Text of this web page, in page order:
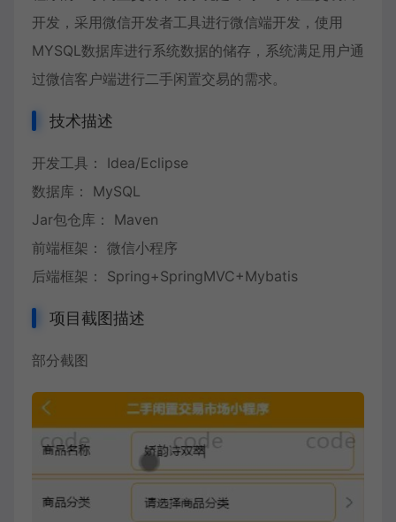
开发，采用微信开发者工具进行微信端开发，使用
MYSQL数据库进行系统数据的储存，系统满足用户通
过微信客户端进行二手闲置交易的需求。
技术描述
开发工具： Idea/Eclipse
数据库： MySQL
Jar包仓库： Maven
前端框架： 微信小程序
后端框架： Spring+SpringMVC+Mybatis
项目截图描述
部分截图